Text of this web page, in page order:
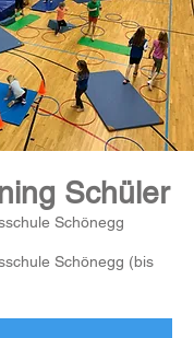
Schüler
Schönegg
Schönegg (bis